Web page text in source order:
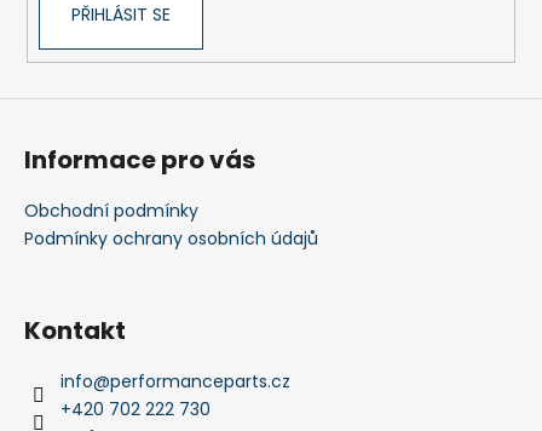
PŘIHLÁSIT SE
Informace pro vás
Obchodní podmínky
Podmínky ochrany osobních údajů
Kontakt
info@performanceparts.cz
+420 702 222 730